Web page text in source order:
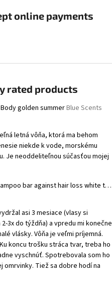
online payments
rated products
golden summerBlue Scents
rating is 5 out of 5 stars.
letná vôňa, ktorá ma behom
niekde k vode, morskému
Je neoddeliteľnou súčasťou mojej
Olive-Elia Shampoo bar against hair loss white tea
rating is 5 out of 5 stars.
asi 3 mesiace (vlasy si
3x do týždňa) a vpredu mi konečne
vlásky. Vôňa je veľmi príjemná.
koncu trošku stráca tvar, treba ho
vyschnúť. Spotrebovala som ho
omrvinky. Tiež sa dobre hodí na